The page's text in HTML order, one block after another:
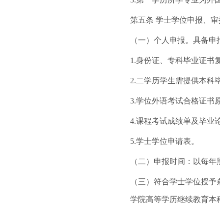
第五条 学士学位申报、
（一）个人申报。具备
1.身份证、专科毕业证书
2.二学历学生需提供本科
3.学位外语考试合格证书
4.课程考试成绩单及毕业
5.学士学位申请表。
（二）申报时间：以每
（三）符合学士学位授
学院高等学历继续教育本